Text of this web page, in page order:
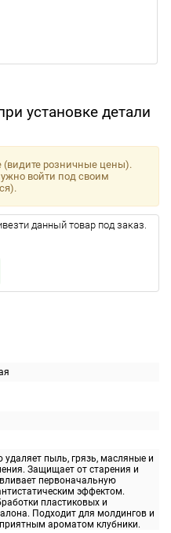
установке детали
удаляет пыль, грязь, масляные и
Защищает от старения и
первоначальную
эффектом.
пластиковых и
Подходит для молдингов и
ароматом клубники.
(видите розничные цены).
войти под своим
данный товар под заказ.